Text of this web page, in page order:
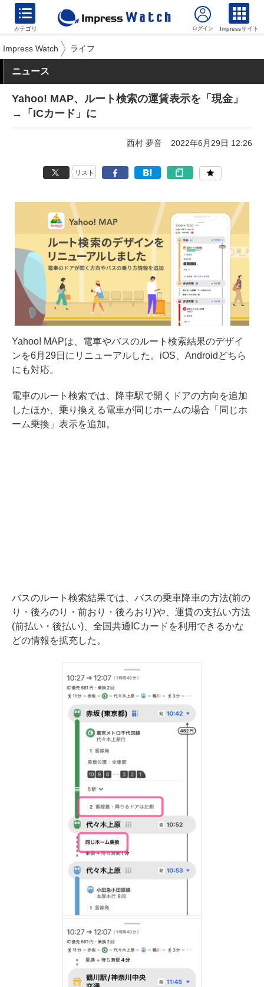
カテゴリ Impressサイト
Impress Watch ライフ
ニュース
Yahoo! MAP、ルート検索の運賃表示を「現金」
→「ICカード」に
西村 夢音 2022年6月29日 12:26
リスト
Yahoo! MAPは、電車やバスのルート検索結果のデザイ
ンを6月29日にリニューアルした。iOS、Androidどちら
にも対応。
電車のルート検索では、降車駅で開くドアの方向を追加
したほか、乗り換える電車が同じホームの場合「同じホ
ーム乗換」表示を追加。
バスのルート検索結果では、バスの乗車降車の方法(前の
り・後ろのり・前おり・後ろおり)や、運賃の支払い方法
(前払い・後払い)、全国共通ICカードを利用できるかな
どの情報を拡充した。